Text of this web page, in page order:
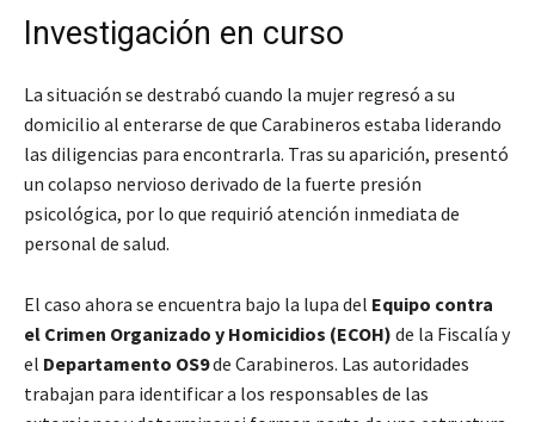
Investigación en curso
La situación se destrabó cuando la mujer regresó a su
domicilio al enterarse de que Carabineros estaba liderando
las diligencias para encontrarla. Tras su aparición, presentó
un colapso nervioso derivado de la fuerte presión
psicológica, por lo que requirió atención inmediata de
personal de salud.
El caso ahora se encuentra bajo la lupa del Equipo contra
el Crimen Organizado y Homicidios (ECOH) de la Fiscalía y
el Departamento OS9de Carabineros. Las autoridades
trabajan para identificar a los responsables de las